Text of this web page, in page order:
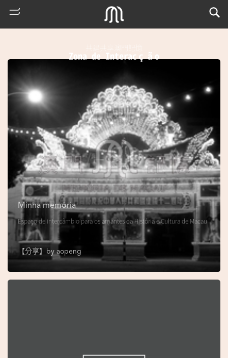
m
Zona de Interacção
Minha memória
Espaço de intercâmbio para os amantes da História e Cultura de Macau
【分享】by aopeng